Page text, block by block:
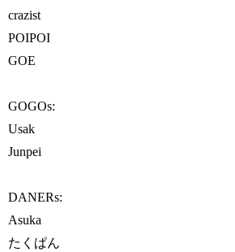
crazist
POIPOI
GOE
GOGOs:
Usak
Junpei
DANERs:
Asuka
たくぱん